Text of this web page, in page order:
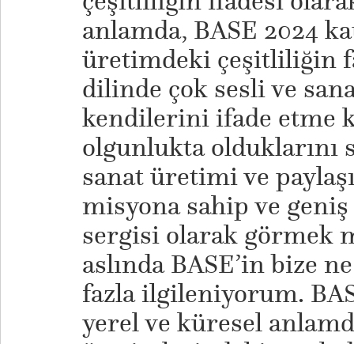
anlamda, BASE 2024
üretimdeki çeşitliliğin
dilinde çok sesli ve
kendilerini ifade etme
olgunlukta olduklarını
sanat üretimi ve
misyona sahip ve
sergisi olarak görmek
aslında BASE’in bize
fazla ilgileniyorum.
yerel ve küresel